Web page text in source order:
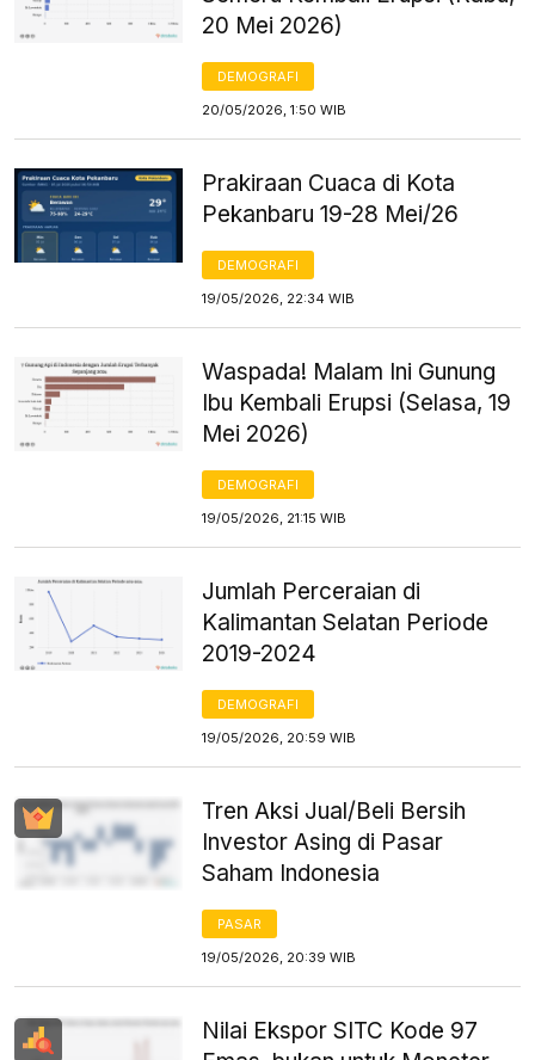
20 Mei 2026)
DEMOGRAFI
20/05/2026, 1:50 WIB
Prakiraan Cuaca di Kota
Pekanbaru 19-28 Mei/26
DEMOGRAFI
19/05/2026, 22:34 WIB
Waspada! Malam Ini Gunung
Ibu Kembali Erupsi (Selasa, 19
Mei 2026)
DEMOGRAFI
19/05/2026, 21:15 WIB
Jumlah Perceraian di
Kalimantan Selatan Periode
2019-2024
DEMOGRAFI
19/05/2026, 20:59 WIB
Tren Aksi Jual/Beli Bersih
Investor Asing di Pasar
Saham Indonesia
PASAR
19/05/2026, 20:39 WIB
Nilai Ekspor SITC Kode 97